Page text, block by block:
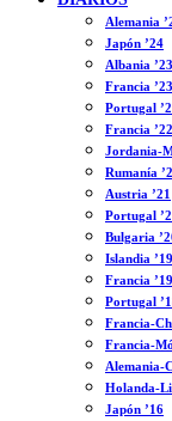
Alemania
Japón ’24
Albania ’23
Francia ’23
Portugal
Francia ’22
Jordania-
Rumanía
Austria ’21
Portugal
Bulgaria
Islandia ’19
Francia ’19
Portugal
Francia-
Francia-
Alemania-
Holanda-
Japón ’16